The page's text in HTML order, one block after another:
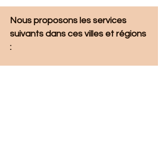
Nous proposons les services
suivants dans ces villes et régions
: